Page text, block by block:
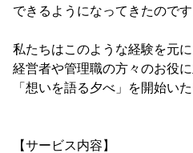
できるようになってきたのです
私たちはこのような経験を元
経営者や管理職の方々のお役
「想いを語る夕べ」を開始いた
【サービス内容】